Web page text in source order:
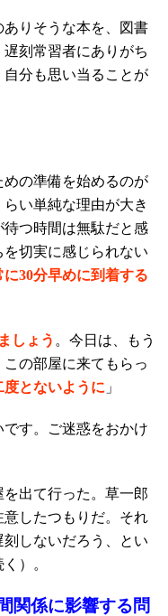
りそうな本を、図書
刻常習者にありがち
分も思い当ることが
めの準備を始めるのが
い単純な理由が大き
つ時間は無駄だと感
切実に感じられない
に30分早めに到着する
しょう 。今日は、もう
の部屋に来てもらっ
度とないように 」
す。ご迷惑をおかけ
出て行った。草一郎
したつもりだ。それ
しないだろう、とい
）。
関係に影響する問